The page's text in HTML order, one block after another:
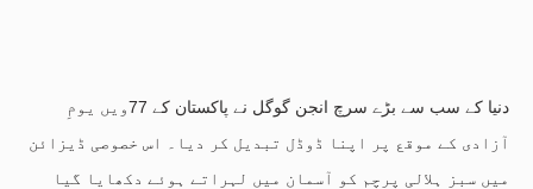
دنیا کے سب سے بڑے سرچ انجن گوگل نے پاکستان کے 77ویں یومِ
آزادی کے موقع پر اپنا ڈوڈل تبدیل کر دیا۔ اس خصوصی ڈیزائن
میں سبز ہلالی پرچم کو آسمان میں لہراتے ہوئے دکھایا گیا